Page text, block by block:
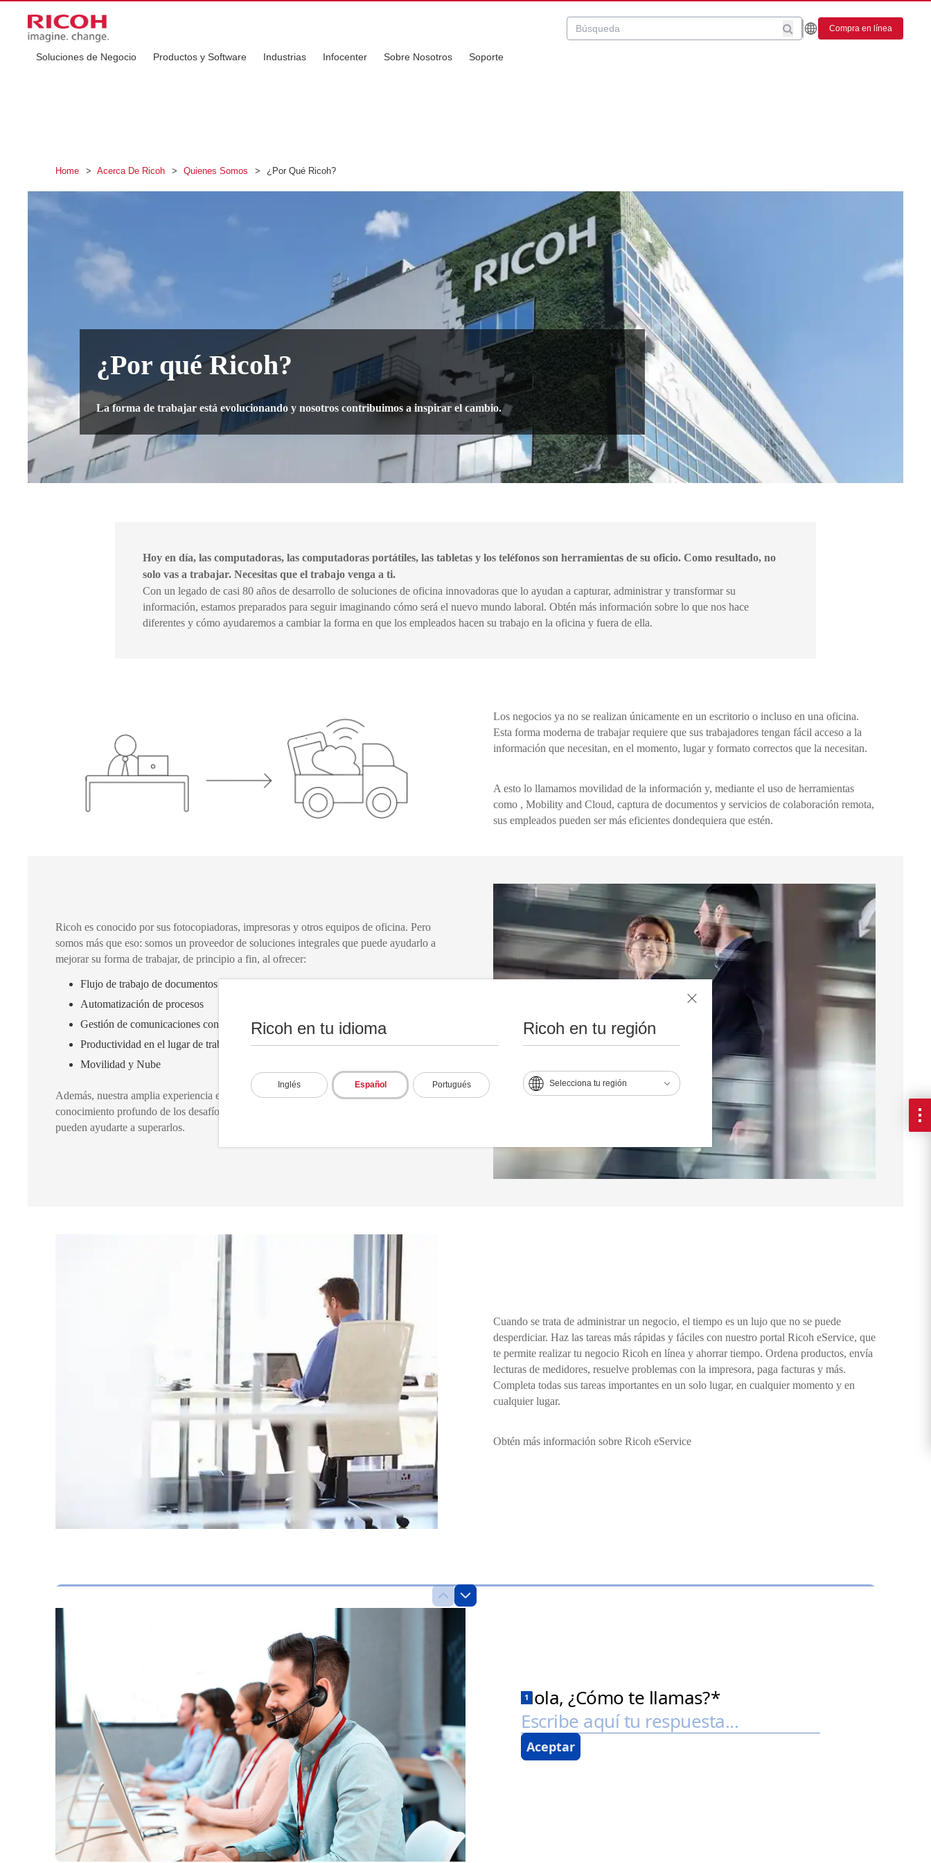
Ricoh en tu idioma
Inglés Español Portugués
Ricoh en tu región
Selecciona tu región
Compra en línea
Soluciones de Negocio Productos y Software Industrias Infocenter Sobre Nosotros Soporte
Home > Acerca De Ricoh > Quienes Somos > ¿Por Qué Ricoh?
¿Por qué Ricoh?
La forma de trabajar está evolucionando y nosotros contribuimos a inspirar el cambio.
Hoy en día, las computadoras, las computadoras portátiles, las tabletas y los teléfonos son herramientas de su oficio. Como resultado, no
solo vas a trabajar. Necesitas que el trabajo venga a ti.
Con un legado de casi 80 años de desarrollo de soluciones de oficina innovadoras que lo ayudan a capturar, administrar y transformar su
información, estamos preparados para seguir imaginando cómo será el nuevo mundo laboral. Obtén más información sobre lo que nos hace
diferentes y cómo ayudaremos a cambiar la forma en que los empleados hacen su trabajo en la oficina y fuera de ella.
Los negocios ya no se realizan únicamente en un escritorio o incluso en una oficina.
Esta forma moderna de trabajar requiere que sus trabajadores tengan fácil acceso a la
información que necesitan, en el momento, lugar y formato correctos que la necesitan.
A esto lo llamamos movilidad de la información y, mediante el uso de herramientas
como , Mobility and Cloud, captura de documentos y servicios de colaboración remota,
sus empleados pueden ser más eficientes dondequiera que estén.
Ricoh es conocido por sus fotocopiadoras, impresoras y otros equipos de oficina. Pero
somos más que eso: somos un proveedor de soluciones integrales que puede ayudarlo a
mejorar su forma de trabajar, de principio a fin, al ofrecer:
Flujo de trabajo de documentos
Automatización de procesos
Gestión de comunicaciones con el cliente
Productividad en el lugar de trabajo
Movilidad y Nube
Además, nuestra amplia experiencia en una amplia gama de industrias nos brinda un
conocimiento profundo de los desafíos únicos de su trabajo y cómo nuestros servicios
pueden ayudarte a superarlos.
Cuando se trata de administrar un negocio, el tiempo es un lujo que no se puede
desperdiciar. Haz las tareas más rápidas y fáciles con nuestro portal Ricoh eService, que
te permite realizar tu negocio Ricoh en línea y ahorrar tiempo. Ordena productos, envía
lecturas de medidores, resuelve problemas con la impresora, paga facturas y más.
Completa todas sus tareas importantes en un solo lugar, en cualquier momento y en
cualquier lugar.
Obtén más información sobre Ricoh eService